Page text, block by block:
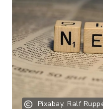
Pixabay, Ralf